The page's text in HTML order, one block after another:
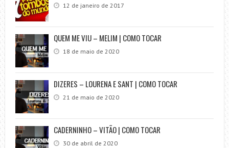
12 de janeiro de 2017
QUEM ME VIU – MELIM | COMO TOCAR
18 de maio de 2020
DIZERES – LOURENA E SANT | COMO TOCAR
21 de maio de 2020
CADERNINHO – VITÃO | COMO TOCAR
30 de abril de 2020